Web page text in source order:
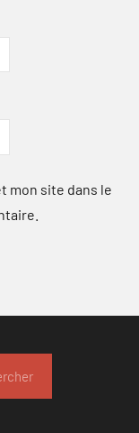
mon site dans le